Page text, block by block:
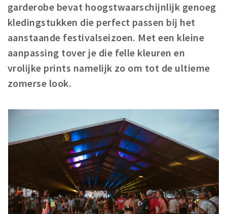
Toeristische routes
Natuurgebieden
Baroniepoorten
Sport
Privacy
Inloggen
garderobe bevat hoogstwaarschijnlijk genoeg
kledingstukken die perfect passen bij het
aanstaande festivalseizoen. Met een kleine
aanpassing tover je die felle kleuren en
vrolijke prints namelijk zo om tot de ultieme
zomerse look.